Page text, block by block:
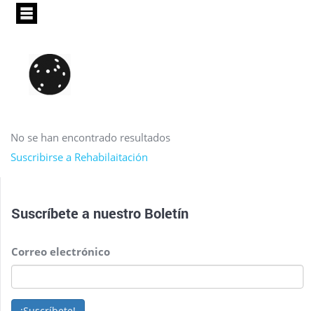
Pasar
principal
No se han encontrado resultados
Suscribirse a Rehabilaitación
Suscríbete a nuestro Boletín
Correo electrónico